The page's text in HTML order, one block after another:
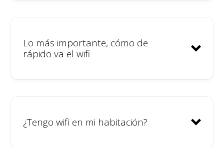
Lo más importante, cómo de
rápido va el wifi
¿Tengo wifi en mi habitación?